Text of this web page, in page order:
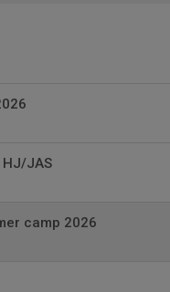
HJ/JAS
camp 2026